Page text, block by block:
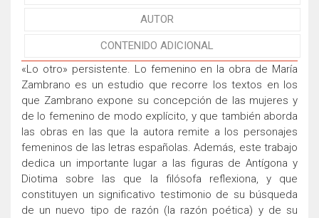
AUTOR
CONTENIDO ADICIONAL
«Lo otro» persistente. Lo femenino en la obra de María
Zambrano es un estudio que recorre los textos en los
que Zambrano expone su concepción de las mujeres y
de lo femenino de modo explícito, y que también aborda
las obras en las que la autora remite a los personajes
femeninos de las letras españolas. Además, este trabajo
dedica un importante lugar a las figuras de Antígona y
Diotima sobre las que la filósofa reflexiona, y que
constituyen un significativo testimonio de su búsqueda
de un nuevo tipo de razón (la razón poética) y de su